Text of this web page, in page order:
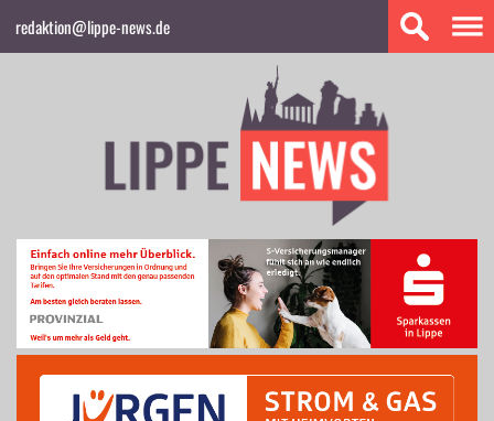
redaktion@lippe-news.de